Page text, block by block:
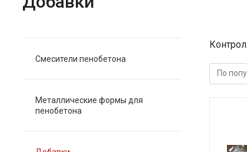
Смесители пенобетона
Металлические формы для
пенобетона